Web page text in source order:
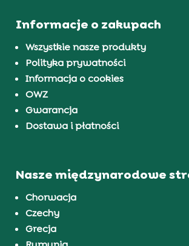
Informacje o zakupach
Wszystkie nasze produkty
Polityka prywatności
Informacja o cookies
OWZ
Gwarancja
Dostawa i płatności
Nasze międzynarodowe
Chorwacja
Czechy
Grecja